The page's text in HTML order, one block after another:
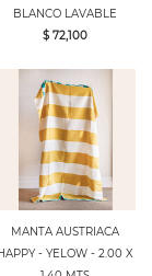
BLANCO LAVABLE
$ 72,100
MANTA AUSTRIACA
HAPPY - YELOW - 2.00 X